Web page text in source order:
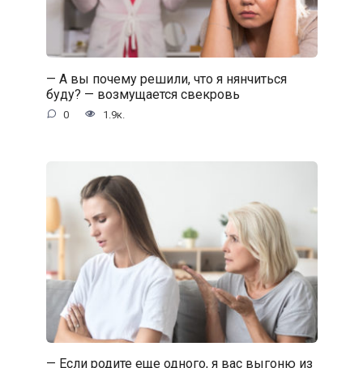
— А вы почему решили, что я нянчиться
буду? — возмущается свекровь
0 1.9к.
— Если родите еще одного, я вас выгоню из